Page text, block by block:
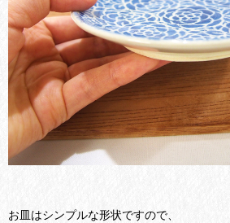
お皿はシンプルな形状ですので、